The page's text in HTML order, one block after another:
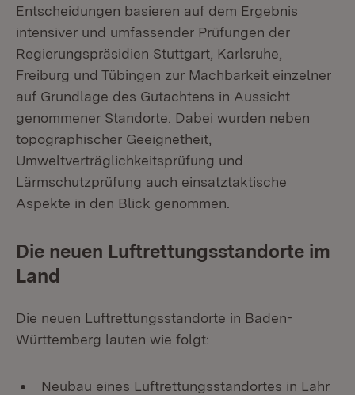
Entscheidungen basieren auf dem Ergebnis
intensiver und umfassender Prüfungen der
Regierungspräsidien Stuttgart, Karlsruhe,
Freiburg und Tübingen zur Machbarkeit einzelner
auf Grundlage des Gutachtens in Aussicht
genommener Standorte. Dabei wurden neben
topographischer Geeignetheit,
Umweltverträglichkeitsprüfung und
Lärmschutzprüfung auch einsatztaktische
Aspekte in den Blick genommen.
Die neuen Luftrettungsstandorte im
Land
Die neuen Luftrettungsstandorte in Baden-
Württemberg lauten wie folgt:
Neubau eines Luftrettungsstandortes in Lahr